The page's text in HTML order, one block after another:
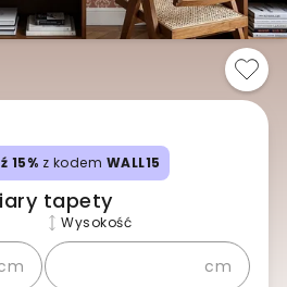
15% z kodem WALL15
tapety
Wysokość
cm